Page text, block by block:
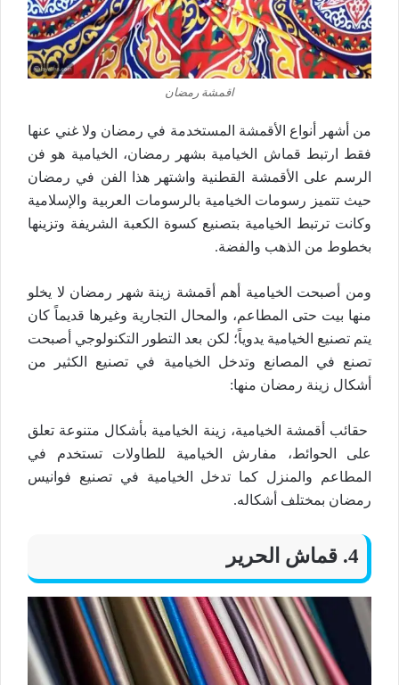
اقمشة رمضان
من أشهر أنواع الأقمشة المستخدمة في رمضان ولا غني عنها
فقط ارتبط قماش الخيامية بشهر رمضان، الخيامية هو فن
الرسم على الأقمشة القطنية واشتهر هذا الفن في رمضان
حيث تتميز رسومات الخيامية بالرسومات العربية والإسلامية
وكانت ترتبط الخيامية بتصنيع كسوة الكعبة الشريفة وتزينها
بخطوط من الذهب والفضة.
ومن أصبحت الخيامية أهم أقمشة زينة شهر رمضان لا يخلو
منها بيت حتى المطاعم، والمحال التجارية وغيرها قديماً كان
يتم تصنيع الخيامية يدوياً؛ لكن بعد التطور التكنولوجي أصبحت
تصنع في المصانع وتدخل الخيامية في تصنيع الكثير من
أشكال زينة رمضان منها:
حقائب أقمشة الخيامية، زينة الخيامية بأشكال متنوعة تعلق
على الحوائط، مفارش الخيامية للطاولات تستخدم في
المطاعم والمنزل كما تدخل الخيامية في تصنيع فوانيس
رمضان بمختلف أشكاله.
4. قماش الحرير